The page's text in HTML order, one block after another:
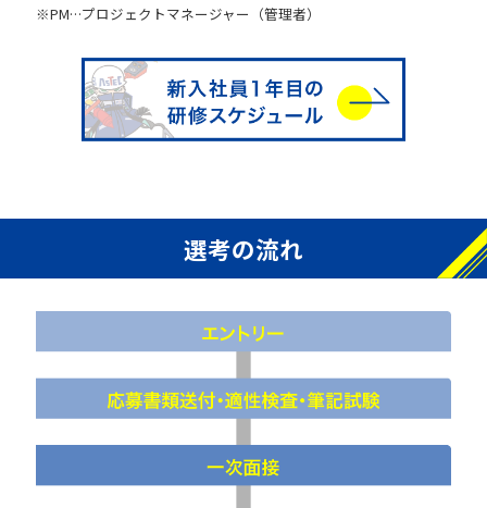
※PM…プロジェクトマネージャー（管理者）
選考の流れ